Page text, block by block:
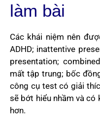
làm bài
Các khái niệm nên
ADHD; inattentive
presentation;
mất tập trung; bốc
công cụ test có giải
sẽ bớt hiểu nhầm và có
hơn.